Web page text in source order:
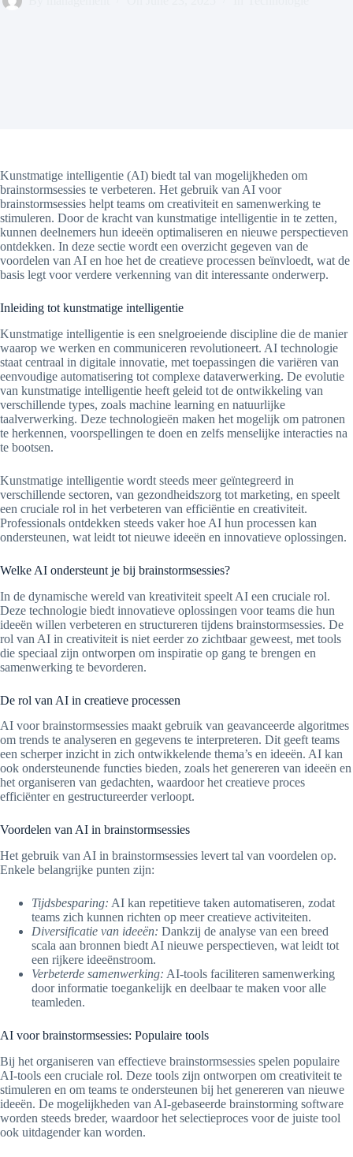
Kunstmatige intelligentie (AI) biedt tal van mogelijkheden om
brainstormsessies te verbeteren. Het gebruik van AI voor
brainstormsessies helpt teams om creativiteit en samenwerking te
stimuleren. Door de kracht van kunstmatige intelligentie in te zetten,
kunnen deelnemers hun ideeën optimaliseren en nieuwe perspectieven
ontdekken. In deze sectie wordt een overzicht gegeven van de
voordelen van AI en hoe het de creatieve processen beïnvloedt, wat de
basis legt voor verdere verkenning van dit interessante onderwerp.
Inleiding tot kunstmatige intelligentie
Kunstmatige intelligentie is een snelgroeiende discipline die de manier
waarop we werken en communiceren revolutioneert. AI technologie
staat centraal in digitale innovatie, met toepassingen die variëren van
eenvoudige automatisering tot complexe dataverwerking. De evolutie
van kunstmatige intelligentie heeft geleid tot de ontwikkeling van
verschillende types, zoals machine learning en natuurlijke
taalverwerking. Deze technologieën maken het mogelijk om patronen
te herkennen, voorspellingen te doen en zelfs menselijke interacties na
te bootsen.
Kunstmatige intelligentie wordt steeds meer geïntegreerd in
verschillende sectoren, van gezondheidszorg tot marketing, en speelt
een cruciale rol in het verbeteren van efficiëntie en creativiteit.
Professionals ontdekken steeds vaker hoe AI hun processen kan
ondersteunen, wat leidt tot nieuwe ideeën en innovatieve oplossingen.
Welke AI ondersteunt je bij brainstormsessies?
In de dynamische wereld van kreativiteit speelt AI een cruciale rol.
Deze technologie biedt innovatieve oplossingen voor teams die hun
ideeën willen verbeteren en structureren tijdens brainstormsessies. De
rol van AI in creativiteit is niet eerder zo zichtbaar geweest, met tools
die speciaal zijn ontworpen om inspiratie op gang te brengen en
samenwerking te bevorderen.
De rol van AI in creatieve processen
AI voor brainstormsessies maakt gebruik van geavanceerde algoritmes
om trends te analyseren en gegevens te interpreteren. Dit geeft teams
een scherper inzicht in zich ontwikkelende thema’s en ideeën. AI kan
ook ondersteunende functies bieden, zoals het genereren van ideeën en
het organiseren van gedachten, waardoor het creatieve proces
efficiënter en gestructureerder verloopt.
Voordelen van AI in brainstormsessies
Het gebruik van AI in brainstormsessies levert tal van voordelen op.
Enkele belangrijke punten zijn:
Tijdsbesparing: AI kan repetitieve taken automatiseren, zodat
teams zich kunnen richten op meer creatieve activiteiten.
Diversificatie van ideeën: Dankzij de analyse van een breed
scala aan bronnen biedt AI nieuwe perspectieven, wat leidt tot
een rijkere ideeënstroom.
Verbeterde samenwerking: AI-tools faciliteren samenwerking
door informatie toegankelijk en deelbaar te maken voor alle
teamleden.
AI voor brainstormsessies: Populaire tools
Bij het organiseren van effectieve brainstormsessies spelen populaire
AI-tools een cruciale rol. Deze tools zijn ontworpen om creativiteit te
stimuleren en om teams te ondersteunen bij het genereren van nieuwe
ideeën. De mogelijkheden van AI-gebaseerde brainstorming software
worden steeds breder, waardoor het selectieproces voor de juiste tool
ook uitdagender kan worden.